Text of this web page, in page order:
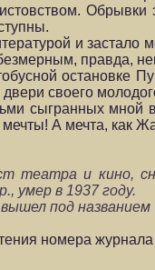
и
правда,
остановке
своего
сыгранных мной
А мечта, как
театра и кино,
умер в 1937 году.
под
номера журнала